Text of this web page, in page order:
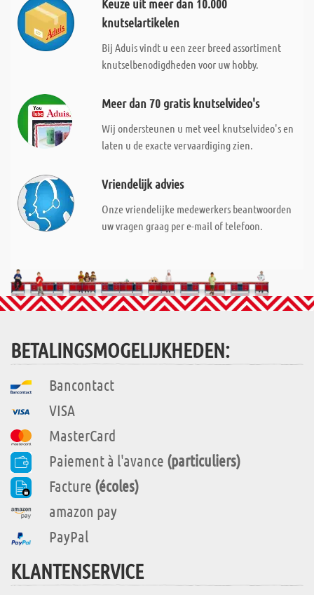
Keuze uit meer dan 10.000
knutselartikelen
Bij Aduis vindt u een zeer breed assortiment
knutselbenodigdheden voor uw hobby.
Meer dan 70 gratis knutselvideo's
Wij ondersteunen u met veel knutselvideo's en
laten u de exacte vervaardiging zien.
Vriendelijk advies
Onze vriendelijke medewerkers beantwoorden
uw vragen graag per e-mail of telefoon.
BETALINGSMOGELIJKHEDEN:
Bancontact
VISA
MasterCard
Paiement à l'avance (particuliers)
Facture (écoles)
amazon pay
PayPal
KLANTENSERVICE